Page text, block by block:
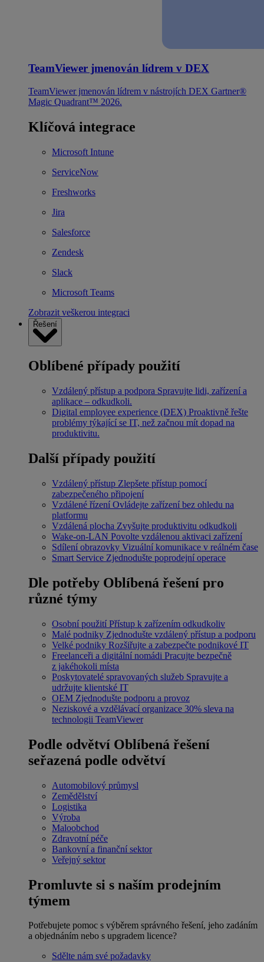
TeamViewer jmenován lídrem v DEX
TeamViewer jmenován lídrem v nástrojích DEX Gartner®
Magic Quadrant™ 2026.
Klíčová integrace
Microsoft Intune
ServiceNow
Freshworks
Jira
Salesforce
Zendesk
Slack
Microsoft Teams
Zobrazit veškerou integraci
Řešení
Oblíbené případy použití
Vzdálený přístup a podpora Spravujte lidi, zařízení a
aplikace – odkudkoli.
Digital employee experience (DEX) Proaktivně řešte
problémy týkající se IT, než začnou mít dopad na
produktivitu.
Další případy použití
Vzdálený přístup Zlepšete přístup pomocí
zabezpečeného připojení
Vzdálené řízení Ovládejte zařízení bez ohledu na
platformu
Vzdálená plocha Zvyšujte produktivitu odkudkoli
Wake-on-LAN Povolte vzdálenou aktivaci zařízení
Sdílení obrazovky Vizuální komunikace v reálném čase
Smart Service Zjednodušte poprodejní operace
Dle potřeby Oblíbená řešení pro
různé týmy
Osobní použití Přístup k zařízením odkudkoliv
Malé podniky Zjednodušte vzdálený přístup a podporu
Velké podniky Rozšiřujte a zabezpečte podnikové IT
Freelanceři a digitální nomádi Pracujte bezpečně
z jakéhokoli místa
Poskytovatelé spravovaných služeb Spravujte a
udržujte klientské IT
OEM Zjednodušte podporu a provoz
Neziskové a vzdělávací organizace 30% sleva na
technologii TeamViewer
Podle odvětví Oblíbená řešení
seřazená podle odvětví
Automobilový průmysl
Zemědělství
Logistika
Výroba
Maloobchod
Zdravotní péče
Bankovní a finanční sektor
Veřejný sektor
Promluvte si s naším prodejním
týmem
Potřebujete pomoc s výběrem správného řešení, jeho zadáním
a objednáním nebo s upgradem licence?
Sdělte nám své požadavky